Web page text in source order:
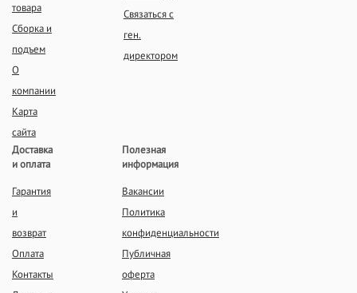
товара
Сборка и
подъем
О
компании
Карта
сайта
Связаться с
ген.
директором
Доставка
и оплата
Гарантия
и
возврат
Оплата
Контакты
Полезная
информация
Вакансии
Политика
конфиденциальности
Публичная
оферта